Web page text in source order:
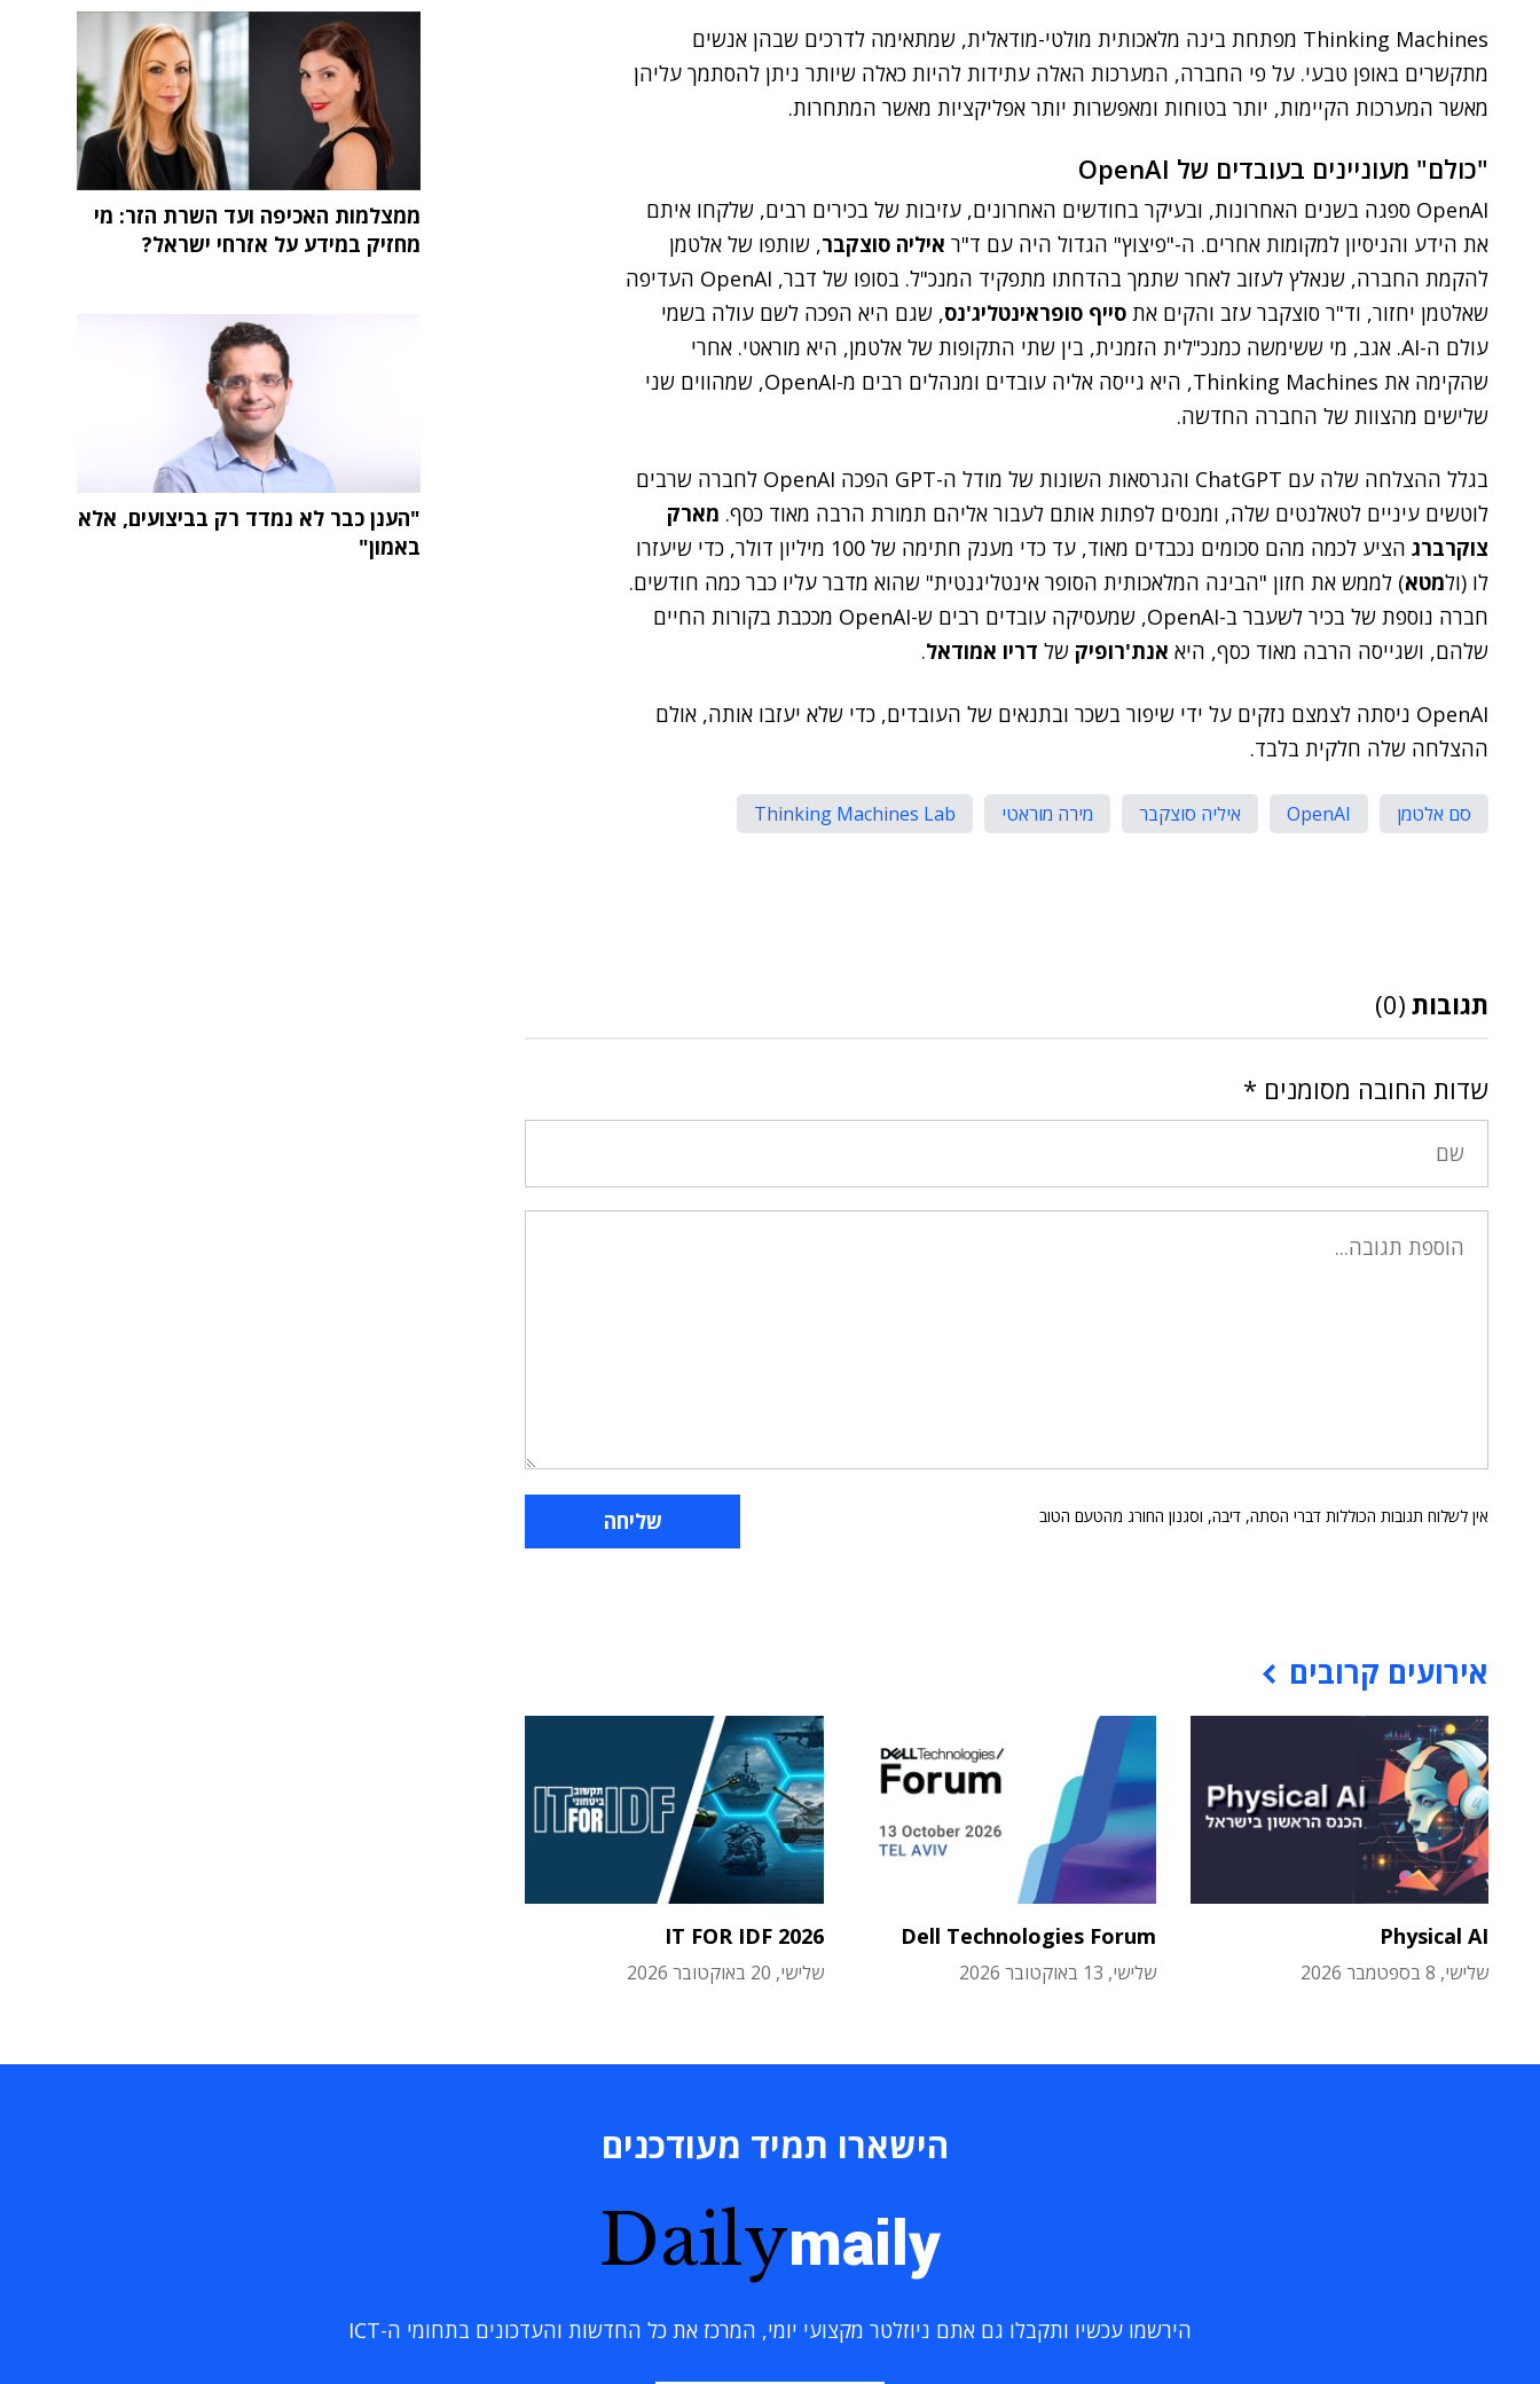
Thinking Machines מפתחת בינה מלאכותית מולטי-מודאלית, שמתאימה לדרכים שבהן אנשים
מתקשרים באופן טבעי. על פי החברה, המערכות האלה עתידות להיות כאלה שיותר ניתן להסתמך עליהן
מאשר המערכות הקיימות, יותר בטוחות ומאפשרות יותר אפליקציות מאשר המתחרות.
"כולם" מעוניינים בעובדים של OpenAI
OpenAI ספגה בשנים האחרונות, ובעיקר בחודשים האחרונים, עזיבות של בכירים רבים, שלקחו איתם
את הידע והניסיון למקומות אחרים. ה-"פיצוץ" הגדול היה עם ד"ר איליה סוצקבר, שותפו של אלטמן
להקמת החברה, שנאלץ לעזוב לאחר שתמך בהדחתו מתפקיד המנכ"ל. בסופו של דבר, OpenAI העדיפה
שאלטמן יחזור, וד"ר סוצקבר עזב והקים את סייף סופראינטליג'נס, שגם היא הפכה לשם עולה בשמי
עולם ה-AI. אגב, מי ששימשה כמנכ"לית הזמנית, בין שתי התקופות של אלטמן, היא מוראטי. אחרי
שהקימה את Thinking Machines, היא גייסה אליה עובדים ומנהלים רבים מ-OpenAI, שמהווים שני
שלישים מהצוות של החברה החדשה.
בגלל ההצלחה שלה עם ChatGPT והגרסאות השונות של מודל ה-GPT הפכה OpenAI לחברה שרבים
לוטשים עיניים לטאלנטים שלה, ומנסים לפתות אותם לעבור אליהם תמורת הרבה מאוד כסף. מארק
צוקרברג
הציע לכמה מהם סכומים נכבדים מאוד, עד כדי מענק חתימה של 100 מיליון דולר, כדי שיעזרו
לו (ולמטא) לממש את חזון "הבינה המלאכותית הסופר אינטליגנטית" שהוא מדבר עליו כבר כמה חודשים.
חברה נוספת של בכיר לשעבר ב-OpenAI, שמעסיקה עובדים רבים ש-OpenAI מככבת בקורות החיים
שלהם, ושגייסה הרבה מאוד כסף, היא אנת'רופיק של דריו אמודאל.
OpenAI ניסתה לצמצם נזקים על ידי שיפור בשכר ובתנאים של העובדים, כדי שלא יעזבו אותה, אולם
ההצלחה שלה חלקית בלבד.
סם אלטמן OpenAI איליה סוצקבר מירה מוראטי Thinking Machines Lab
תגובות (0)
שדות החובה מסומנים *
אין לשלוח תגובות הכוללות דברי הסתה, דיבה, וסגנון החורג מהטעם הטוב
אירועים קרובים
Physical AI
שלישי, 8 בספטמבר 2026
Dell Technologies Forum
שלישי, 13 באוקטובר 2026
IT FOR IDF 2026
שלישי, 20 באוקטובר 2026
ממצלמות האכיפה ועד השרת הזר: מי
מחזיק במידע על אזרחי ישראל?
"הענן כבר לא נמדד רק בביצועים, אלא
באמון"
הישארו תמיד מעודכנים
Dailymaily
הירשמו עכשיו ותקבלו גם אתם ניוזלטר מקצועי יומי, המרכז את כל החדשות והעדכונים בתחומי ה-ICT